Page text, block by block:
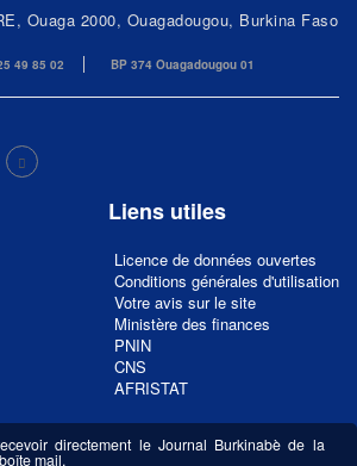
Ouaga 2000, Ouagadougou, Burkina Faso
49 85 02 BP 374 Ouagadougou 01
Liens utiles
Licence de données ouvertes
Conditions générales d'utilisation
Votre avis sur le site
Ministère des finances
PNIN
CNS
AFRISTAT
directement le Journal Burkinabè de la
mail.